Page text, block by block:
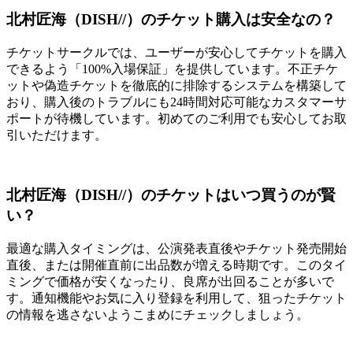
北村匠海（DISH//）のチケット購入は安全なの？
チケットサークルでは、ユーザーが安心してチケットを購入
できるよう「100%入場保証」を提供しています。不正チケ
ットや偽造チケットを徹底的に排除するシステムを構築して
おり、購入後のトラブルにも24時間対応可能なカスタマーサ
ポートが待機しています。初めてのご利用でも安心してお取
引いただけます。
北村匠海（DISH//）のチケットはいつ買うのが賢
い？
最適な購入タイミングは、公演発表直後やチケット発売開始
直後、または開催直前に出品数が増える時期です。このタイ
ミングで価格が安くなったり、良席が出回ることが多いで
す。通知機能やお気に入り登録を利用して、狙ったチケット
の情報を逃さないようこまめにチェックしましょう。